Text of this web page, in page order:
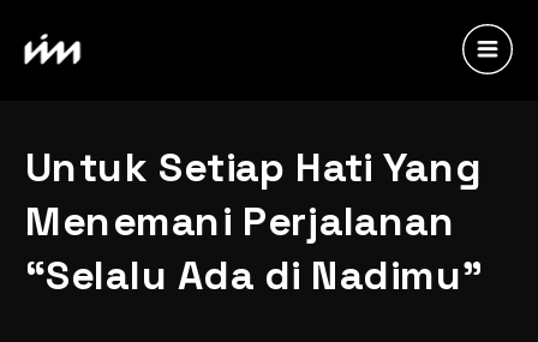
Untuk Setiap Hati Yang
Menemani Perjalanan
“Selalu Ada di Nadimu”